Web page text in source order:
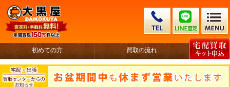
初めての方 買取の流れ